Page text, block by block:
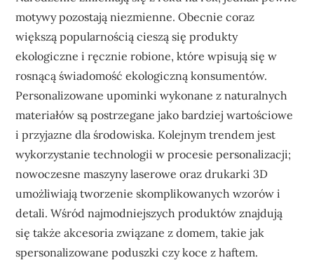
motywy pozostają niezmienne. Obecnie coraz
większą popularnością cieszą się produkty
ekologiczne i ręcznie robione, które wpisują się w
rosnącą świadomość ekologiczną konsumentów.
Personalizowane upominki wykonane z naturalnych
materiałów są postrzegane jako bardziej wartościowe
i przyjazne dla środowiska. Kolejnym trendem jest
wykorzystanie technologii w procesie personalizacji;
nowoczesne maszyny laserowe oraz drukarki 3D
umożliwiają tworzenie skomplikowanych wzorów i
detali. Wśród najmodniejszych produktów znajdują
się także akcesoria związane z domem, takie jak
spersonalizowane poduszki czy koce z haftem.